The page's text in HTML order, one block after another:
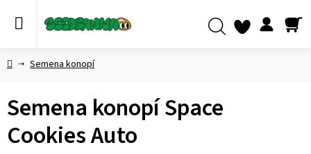
DomůSemena konopí
Semena konopí Space
Cookies Auto